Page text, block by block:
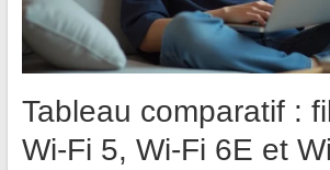
Tableau comparatif :
Wi-Fi 5, Wi-Fi 6E et